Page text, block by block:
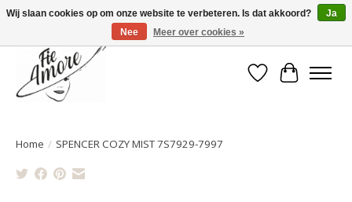
Verlanglijst
Home / SPENCER COZY MIST 7S7929-7997
Wij slaan cookies op om onze website te verbeteren. Is dat akkoord?
Ja
Nee
Meer over cookies »